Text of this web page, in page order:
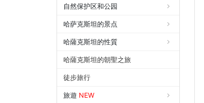
自然保护区和公园
哈萨克斯坦的景点
哈薩克斯坦的性質
哈薩克斯坦的朝聖之旅
徒步旅行
旅遊 NEW